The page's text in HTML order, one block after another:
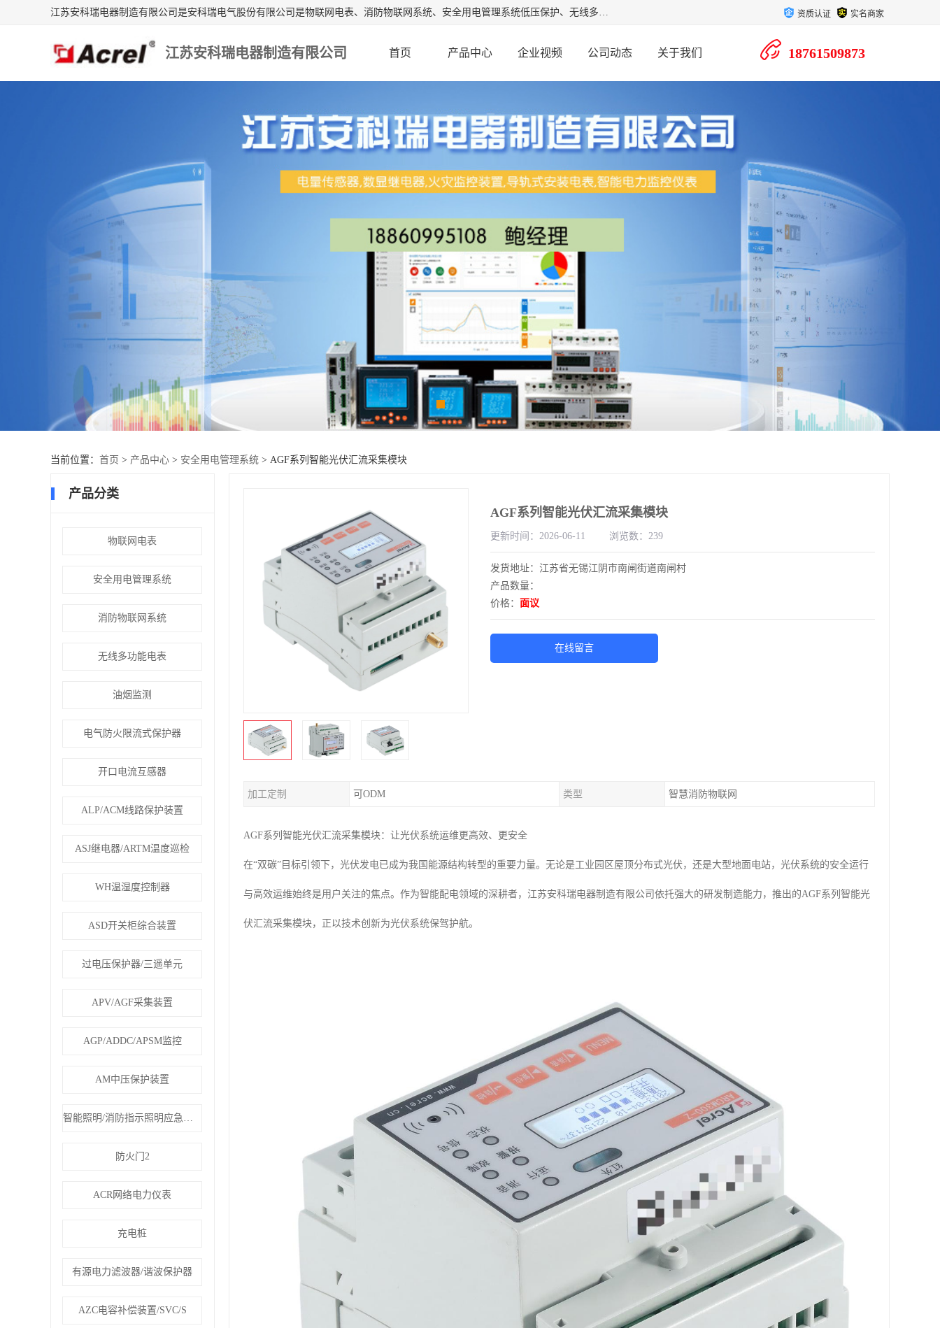
江苏安科瑞电器制造有限公司是安科瑞电气股份有限公司是物联网电表、消防物联网系统、安全用电管理系统低压保护、无线多功能电表、智能光伏等系列产品的生产基地。为客户提供可靠用电、节约用电、安全用电的完整解决方案，在智能电网用户端、新能源、物联网等前沿领域不断探索开发新产品。流箱,数显工控表,火灾监控装置。 资质认证 实名商家
江苏安科瑞电器制造有限公司 首页 产品中心 企业视频 公司动态 关于我们 18761509873
当前位置： 首页 > 产品中心 > 安全用电管理系统 > AGF系列智能光伏汇流采集模块
产品分类
物联网电表
安全用电管理系统
消防物联网系统
无线多功能电表
油烟监测
电气防火限流式保护器
开口电流互感器
ALP/ACM线路保护装置
ASJ继电器/ARTM温度巡检
WH温湿度控制器
ASD开关柜综合装置
过电压保护器/三遥单元
APV/AGF采集装置
AGP/ADDC/APSM监控
AM中压保护装置
智能照明/消防指示照明应急疏散
防火门2
ACR网络电力仪表
充电桩
有源电力滤波器/谐波保护器
AZC电容补偿装置/SVC/S
AGF系列智能光伏汇流采集模块
更新时间：2026-06-11 浏览数：239
发货地址：江苏省无锡江阴市南闸街道南闸村
产品数量：
价格： 面议
在线留言
加工定制 可ODM 类型 智慧消防物联网
AGF系列智能光伏汇流采集模块：让光伏系统运维更高效、更安全
在“双碳”目标引领下，光伏发电已成为我国能源结构转型的重要力量。无论是工业园区屋顶分布式光伏，还是大型地面电站，光伏系统的安全运行
与高效运维始终是用户关注的焦点。作为智能配电领域的深耕者，江苏安科瑞电器制造有限公司依托强大的研发制造能力，推出的AGF系列智能光
伏汇流采集模块，正以技术创新为光伏系统保驾护航。